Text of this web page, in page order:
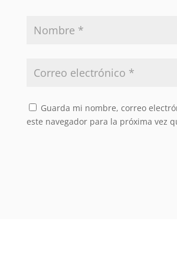
Guarda mi nombre, correo
este navegador para la próxima vez